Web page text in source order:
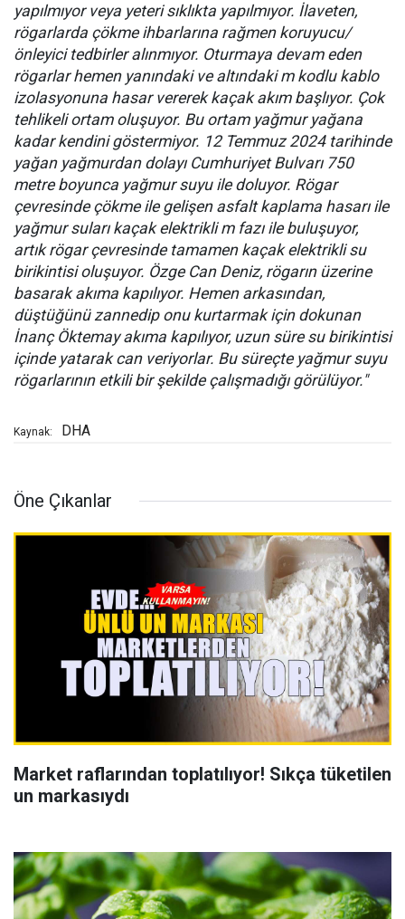
yapılmıyor veya yeteri sıklıkta yapılmıyor. İlaveten,
rögarlarda çökme ihbarlarına rağmen koruyucu/
önleyici tedbirler alınmıyor. Oturmaya devam eden
rögarlar hemen yanındaki ve altındaki m kodlu kablo
izolasyonuna hasar vererek kaçak akım başlıyor. Çok
tehlikeli ortam oluşuyor. Bu ortam yağmur yağana
kadar kendini göstermiyor. 12 Temmuz 2024 tarihinde
yağan yağmurdan dolayı Cumhuriyet Bulvarı 750
metre boyunca yağmur suyu ile doluyor. Rögar
çevresinde çökme ile gelişen asfalt kaplama hasarı ile
yağmur suları kaçak elektrikli m fazı ile buluşuyor,
artık rögar çevresinde tamamen kaçak elektrikli su
birikintisi oluşuyor. Özge Can Deniz, rögarın üzerine
basarak akıma kapılıyor. Hemen arkasından,
düştüğünü zannedip onu kurtarmak için dokunan
İnanç Öktemay akıma kapılıyor, uzun süre su birikintisi
içinde yatarak can veriyorlar. Bu süreçte yağmur suyu
rögarlarının etkili bir şekilde çalışmadığı görülüyor."
Kaynak: DHA
Öne Çıkanlar
Market raflarından toplatılıyor! Sıkça tüketilen
un markasıydı